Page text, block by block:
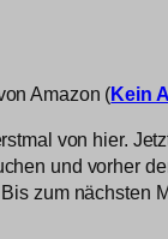
Amazon (Kein
von hier.
und vorher
zum nächsten